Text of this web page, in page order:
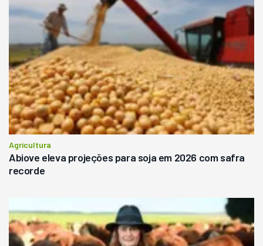
Agricultura
Abiove eleva projeções para soja em 2026 com safra
recorde